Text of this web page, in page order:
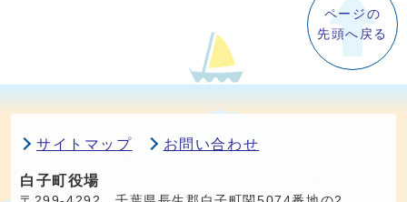
ページの
先頭へ戻る
サイトマップ お問い合わせ
白子町役場